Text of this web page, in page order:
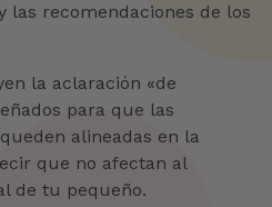
las recomendaciones de los
la aclaración «de
para que las
alineadas en la
que no afectan al
de tu pequeño.